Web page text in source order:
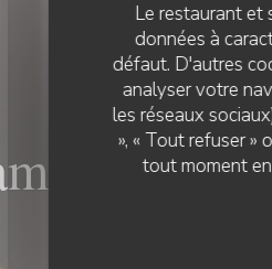
Le restaurant et
données à
défaut. D'autres
analyser votre
les réseaux
», « Tout refuser »
tout moment
La